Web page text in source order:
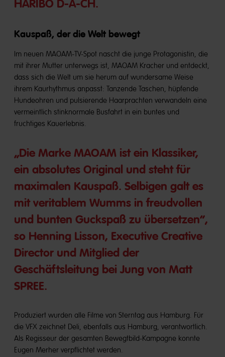
HARIBO D-A-CH.
Kauspaß, der die Welt bewegt
Im neuen MAOAM-TV-Spot nascht die junge Protagonistin, die
mit ihrer Mutter unterwegs ist, MAOAM Kracher und entdeckt,
dass sich die Welt um sie herum auf wundersame Weise
ihrem Kaurhythmus anpasst: Tanzende Taschen, hüpfende
Hundeohren und pulsierende Haarprachten verwandeln eine
vermeintlich stinknormale Busfahrt in ein buntes und
fruchtiges Kauerlebnis.
„Die Marke MAOAM ist ein Klassiker,
ein absolutes Original und steht für
maximalen Kauspaß. Selbigen galt es
mit veritablem Wumms in freudvollen
und bunten Guckspaß zu übersetzen“,
so Henning Lisson, Executive Creative
Director und Mitglied der
Geschäftsleitung bei Jung von Matt
SPREE.
Produziert wurden alle Filme von Sterntag aus Hamburg. Für
die VFX zeichnet Deli, ebenfalls aus Hamburg, verantwortlich.
Als Regisseur der gesamten Bewegtbild-Kampagne konnte
Eugen Merher verpflichtet werden.